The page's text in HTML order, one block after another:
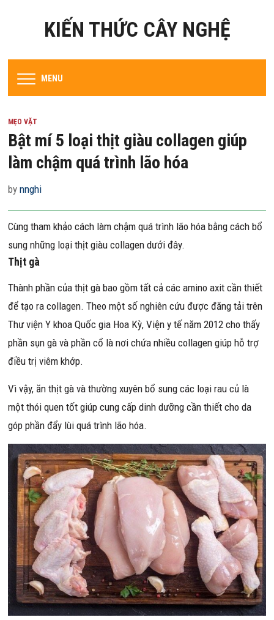
KIẾN THỨC CÂY NGHỆ
MENU
MẸO VẶT
Bật mí 5 loại thịt giàu collagen giúp
làm chậm quá trình lão hóa
bynnghi
Cùng tham khảo cách làm chậm quá trình lão hóa bằng cách bổ
sung những loại thịt giàu collagen dưới đây.
Thịt gà
Thành phần của thịt gà bao gồm tất cả các amino axit cần thiết
để tạo ra collagen. Theo một số nghiên cứu được đăng tải trên
Thư viện Y khoa Quốc gia Hoa Kỳ, Viện y tế năm 2012 cho thấy
phần sụn gà và phần cổ là nơi chứa nhiều collagen giúp hỗ trợ
điều trị viêm khớp.
Vì vậy, ăn thịt gà và thường xuyên bổ sung các loại rau củ là
một thói quen tốt giúp cung cấp dinh dưỡng cần thiết cho da
góp phần đẩy lùi quá trình lão hóa.